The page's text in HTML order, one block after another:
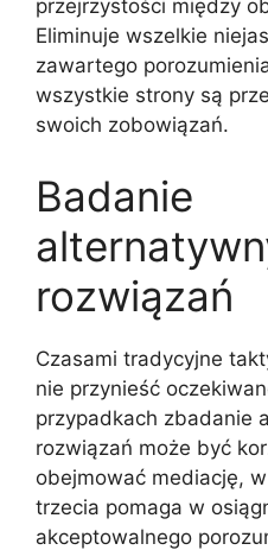
przejrzystości między
Eliminuje wszelkie
zawartego
wszystkie strony są
swoich zobowiązań.
Badanie
rozwiązań
Czasami tradycyjne
nie przynieść
przypadkach zbadanie
rozwiązań może być
obejmować mediację,
trzecia pomaga w
akceptowalnego